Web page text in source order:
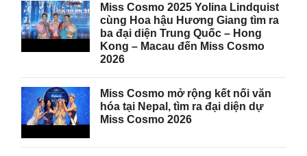
Miss Cosmo 2025 Yolina Lindquist
cùng Hoa hậu Hương Giang tìm ra
ba đại diện Trung Quốc – Hong
Kong – Macau đến Miss Cosmo
2026
Miss Cosmo mở rộng kết nối văn
hóa tại Nepal, tìm ra đại diện dự
Miss Cosmo 2026